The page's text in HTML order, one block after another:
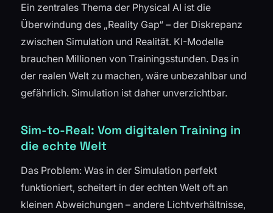
Ein zentrales Thema der Physical AI ist die
Überwindung des „Reality Gap“ – der Diskrepanz
zwischen Simulation und Realität. KI-Modelle
brauchen Millionen von Trainingsstunden. Das in
der realen Welt zu machen, wäre unbezahlbar und
gefährlich. Simulation ist daher unverzichtbar.
Sim-to-Real: Vom digitalen Training in
die echte Welt
Das Problem: Was in der Simulation perfekt
funktioniert, scheitert in der echten Welt oft an
kleinen Abweichungen – andere Lichtverhältnisse,